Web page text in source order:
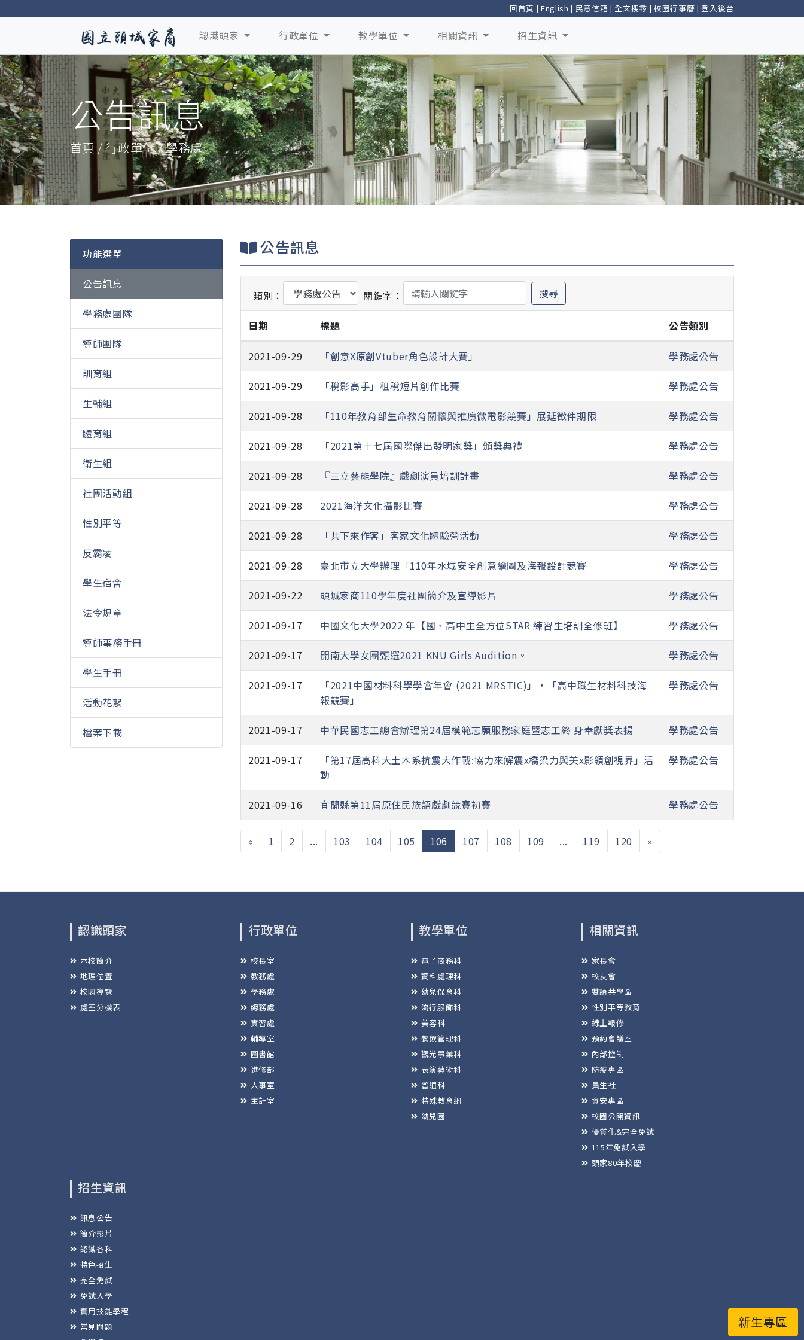
回首頁 | English | 民意信箱 |全文搜尋 | 校園行事曆 |登入後台
認識頭家 行政單位 教學單位 相關資訊 招生資訊
公告訊息
首頁 / 行政單位 / 學務處
功能選單
公告訊息
學務處團隊
導師團隊
訓育組
生輔組
體育組
衛生組
社團活動組
性別平等
反霸凌
學生宿舍
法令規章
導師事務手冊
學生手冊
活動花絮
檔案下載
公告訊息
類別： 關鍵字： 搜尋
日期 標題 公告類別
2021-09-29 「創意X原創Vtuber角色設計大賽」 學務處公告
2021-09-29 「稅影高手」租稅短片創作比賽 學務處公告
2021-09-28 「110年教育部生命教育關懷與推廣微電影競賽」展延徵件期限 學務處公告
2021-09-28 「2021第十七屆國際傑出發明家獎」頒獎典禮 學務處公告
2021-09-28 『三立藝能學院』戲劇演員培訓計畫 學務處公告
2021-09-28 2021海洋文化攝影比賽 學務處公告
2021-09-28 「共下來作客」客家文化體驗營活動 學務處公告
2021-09-28 臺北市立大學辦理「110年水域安全創意繪圖及海報設計競賽 學務處公告
2021-09-22 頭城家商110學年度社團簡介及宣導影片 學務處公告
2021-09-17 中國文化大學2022 年【國、高中生全方位STAR 練習生培訓全修班】 學務處公告
2021-09-17 開南大學女團甄選2021 KNU Girls Audition。 學務處公告
2021-09-17
「2021中國材料科學學會年會 (2021 MRSTIC)」，「高中職生材料科技海
報競賽」
學務處公告
2021-09-17 中華民國志工總會辦理第24屆模範志願服務家庭暨志工終 身奉獻獎表揚 學務處公告
2021-09-17
「第17屆高科大土木系抗震大作戰:協力來解震x橋梁力與美x影領創視界」活
動
學務處公告
2021-09-16 宜蘭縣第11屆原住民族語戲劇競賽初賽 學務處公告
« 1 2 ... 103 104 105 106 (current)
107 108 109 ... 119 120 »
新生專區
認識頭家
本校簡介
地理位置
校園導覽
處室分機表
行政單位
校長室
教務處
學務處
總務處
實習處
輔導室
圖書館
進修部
人事室
主計室
教學單位
電子商務科
資料處理科
幼兒保育科
流行服飾科
美容科
餐飲管理科
觀光事業科
表演藝術科
普通科
特殊教育網
幼兒園
相關資訊
家長會
校友會
雙語共學區
性別平等教育
線上報修
預約會議室
內部控制
防疫專區
員生社
資安專區
校園公開資訊
優質化&完全免試
115年免試入學
頭家80年校慶
招生資訊
訊息公告
簡介影片
認識各科
特色招生
完全免試
免試入學
實用技能學程
常見問題